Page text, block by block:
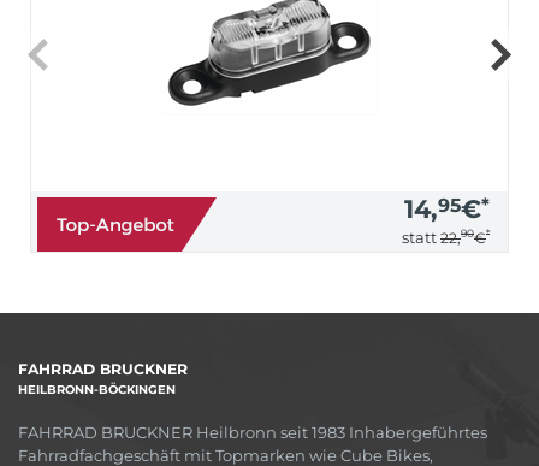
14,95€*
statt 22,90€*
FAHRRAD BRUCKNER
HEILBRONN-BÖCKINGEN
FAHRRAD BRUCKNER Heilbronn seit 1983 Inhabergeführtes
Fahrradfachgeschäft mit Topmarken wie Cube Bikes,